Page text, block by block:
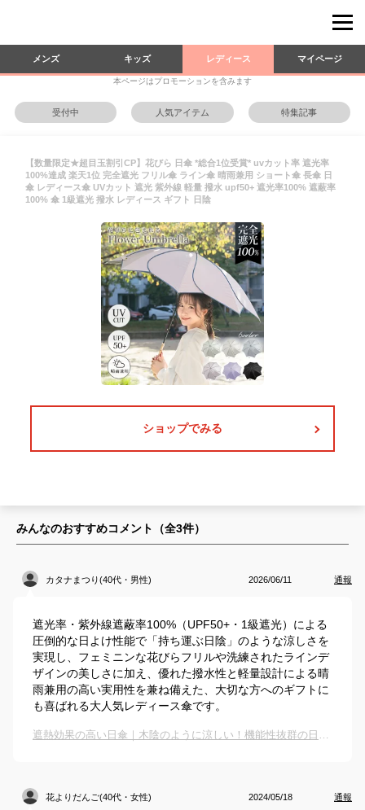
メンズ キッズ レディース マイページ
本ページはプロモーションを含みます
受付中 人気アイテム 特集記事
【数量限定★超目玉割引CP】花びら 日傘 *総合1位受賞* uvカット率 遮光率
100%達成 楽天1位 完全遮光 フリル傘 ライン傘 晴雨兼用 ショート傘 長傘 日
傘 レディース傘 UVカット 遮光 紫外線 軽量 撥水 upf50+ 遮光率100% 遮蔽率
100% 傘 1級遮光 撥水 レディース ギフト 日陰
ショップでみる
みんなのおすすめコメント（全3件）
カタナまつり(40代・男性) 2026/06/11 通報
遮光率・紫外線遮蔽率100%（UPF50+・1級遮光）による
圧倒的な日よけ性能で「持ち運ぶ日陰」のような涼しさを
実現し、フェミニンな花びらフリルや洗練されたラインデ
ザインの美しさに加え、優れた撥水性と軽量設計による晴
雨兼用の高い実用性を兼ね備えた、大切な方へのギフトに
も喜ばれる大人気レディース傘です。
遮熱効果の高い日傘｜木陰のように涼しい！機能性抜群の日傘のおすすめは？
花よりだんご(40代・女性) 2024/05/18 通報